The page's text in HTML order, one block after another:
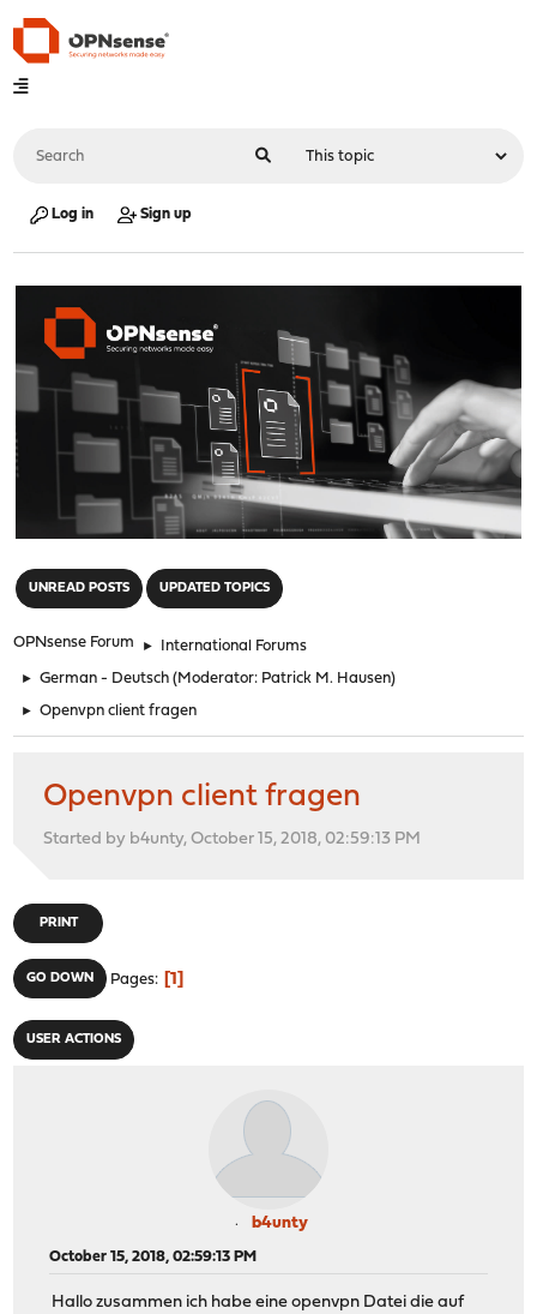
Log in Sign up
UNREAD POSTS UPDATED TOPICS
OPNsense Forum ► International Forums
► German - Deutsch (Moderator: Patrick M. Hausen)
► Openvpn client fragen
Openvpn client fragen
Started by b4unty, October 15, 2018, 02:59:13 PM
PRINT
GO DOWN Pages 1
USER ACTIONS
b4unty
October 15, 2018, 02:59:13 PM
Hallo zusammen ich habe eine openvpn Datei die auf